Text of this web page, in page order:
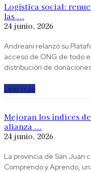
Logística social:
las ...
24 junio, 2026
Andreani relanzó su
acceso de ONG de todo
distribución de
Leer más
Mejoran los índices
alianza ...
24 junio, 2026
La provincia de San Juan
Comprendo y Aprendo,